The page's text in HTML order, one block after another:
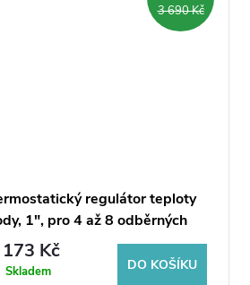
3 690 Kč
regulátor teploty
1", pro 4 až 8 odběrných
chrom
Kč
Skladem DO KOŠÍKU